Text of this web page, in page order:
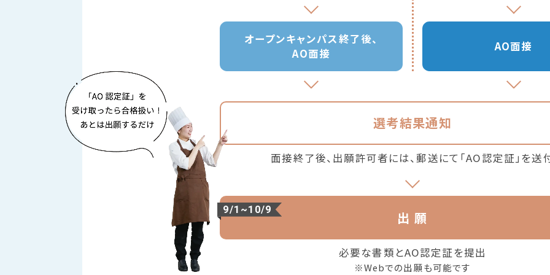
オープンキャンパス終了後、
AO面接
AO面接
選考結果通知
⾯接終了後、出願許可者には、郵送にて「AO認定証」を送
出 願
9/1~10/9
必要な書類とAO認定証を提出
※Webでの出願も可能です